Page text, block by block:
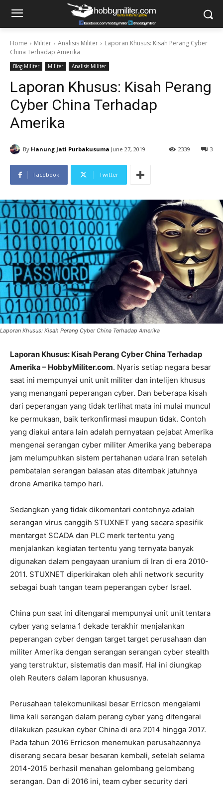
Home Militer Analisis Militer
Laporan Khusus: Kisah Perang Cyber
China Terhadap Amerika
Blog Militer Militer Analisis Militer
Laporan Khusus: Kisah Perang
Cyber China Terhadap
Amerika
By Hanung Jati Purbakusuma June 27, 2019 3
2339
Facebook Twitter
Laporan Khusus: Kisah Perang Cyber China Terhadap Amerika
Laporan Khusus: Kisah Perang Cyber China Terhadap
Amerika – HobbyMiliter.com. Nyaris setiap negara besar
saat ini mempunyai unit unit militer dan intelijen khusus
yang menangani peperangan cyber. Dan beberapa kisah
dari peperangan yang tidak terlihat mata ini mulai muncul
ke permukaan, baik terkonfirmasi maupun tidak. Contoh
yang diakui antara lain adalah pernyataan pejabat Amerika
mengenai serangan cyber militer Amerika yang beberapa
jam melumpuhkan sistem pertahanan udara Iran setelah
pembatalan serangan balasan atas ditembak jatuhnya
drone Amerika tempo hari.
Sedangkan yang tidak dikomentari contohnya adalah
serangan virus canggih STUXNET yang secara spesifik
mentarget SCADA dan PLC merk tertentu yang
menjalankan kegiatan tertentu yang ternyata banyak
digunakan dalam pengayaan uranium di Iran di era 2010-
2011. STUXNET diperkirakan oleh ahli network security
sebagai buah tangan team peperangan cyber Israel.
China pun saat ini ditengarai mempunyai unit unit tentara
cyber yang selama 1 dekade terakhir menjalankan
peperangan cyber dengan target target perusahaan dan
militer Amerika dengan serangan serangan cyber stealth
yang terstruktur, sistematis dan masif. Hal ini diungkap
oleh Reuters dalam laporan khususnya.
Perusahaan telekomunikasi besar Erricson mengalami
lima kali serangan dalam perang cyber yang ditengarai
dilakukan pasukan cyber China di era 2014 hingga 2017.
Pada tahun 2016 Erricson menemukan perusahaannya
diserang secara besar besaran kembali, setelah selama
2014-2015 berhasil menahan gelombang gelombang
serangan. Dan di 2016 ini, team cyber security dari